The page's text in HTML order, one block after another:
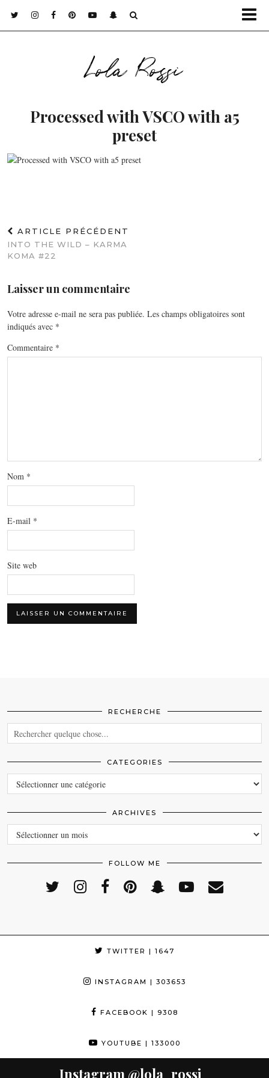
Lola Rossi
Processed with VSCO with a5
preset
ARTICLE PRÉCÉDENT
INTO THE WILD – KARMA
KOMA #22
Laisser un commentaire
Votre adresse e-mail ne sera pas publiée. Les champs obligatoires sont
indiqués avec *
Commentaire *
Nom *
E-mail *
Site web
RECHERCHE
CATEGORIES
CATEGORIES
ARCHIVES
ARCHIVES
FOLLOW ME
TWITTER | 1647
INSTAGRAM | 303653
FACEBOOK | 9308
YOUTUBE | 133000
Instagram @lola_rossi_